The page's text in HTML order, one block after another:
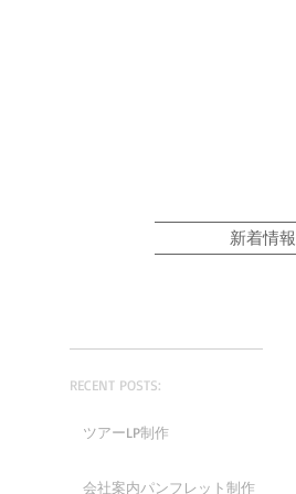
新着情報
RECENT POSTS:
ツアーLP制作
会社案内パンフレット制作